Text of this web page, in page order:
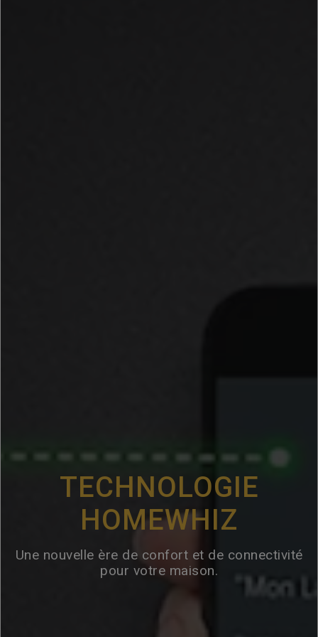
TECHNOLOGIE
HOMEWHIZ
Une nouvelle ère de confort et de connectivité
pour votre maison.